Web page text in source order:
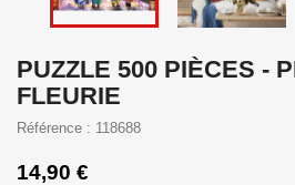
PUZZLE 500 PIÈCES -
FLEURIE
Référence : 118688
14,90 €